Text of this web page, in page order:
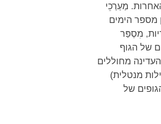
מַעַרְכֵי
כגון מספר הימים
מִסְפַּר
של הגוף
מחוללים
מנטלית)
של